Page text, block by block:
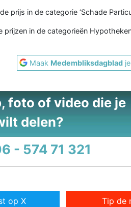
prijs in de categorie ‘Schade
prijzen in de categorieën
Maak Medembliksdagblad
foto of video die je
delen?
- 574 71 321
op X Tip de